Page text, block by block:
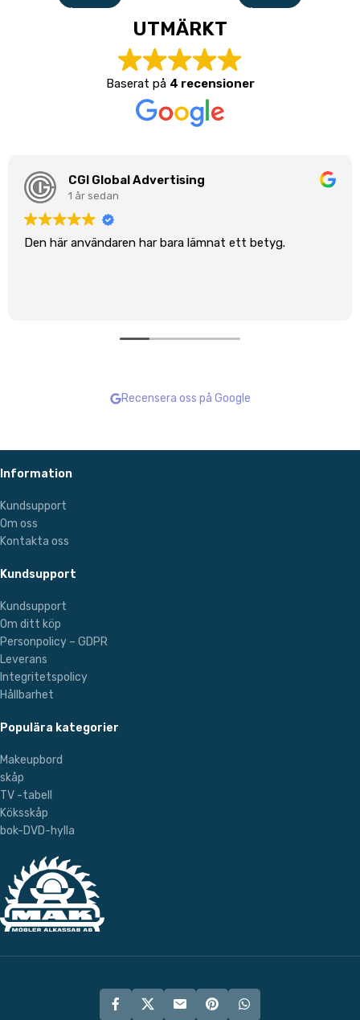
UTMÄRKT
Baserat på 4 recensioner
CGI Global Advertising
1 år sedan
Den här användaren har bara lämnat ett betyg.
Recensera oss på Google
Information
Kundsupport
Om oss
Kontakta oss
Kundsupport
Kundsupport
Om ditt köp
Personpolicy – GDPR
Leverans
Integritetspolicy
Hållbarhet
Populära kategorier
Makeupbord
skåp
TV -tabell
Köksskåp
bok-DVD-hylla